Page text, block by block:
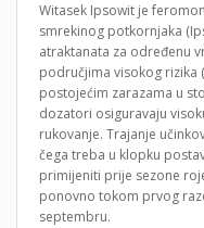
Witasek Ipsowit je
smrekinog potkornjaka
atraktanata za određenu
područjima visokog rizika
postojećim zarazama u
dozatori osiguravaju
rukovanje. Trajanje
čega treba u klopku
primijeniti prije sezone
ponovno tokom prvog
septembru.